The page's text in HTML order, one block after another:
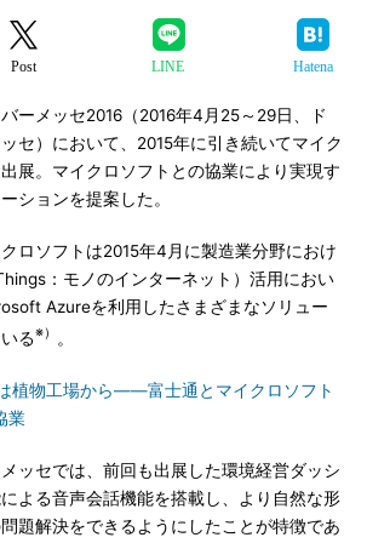
Post LINE Hatena
ーメッセ2016（2016年4月25～29日、ド
セ）において、2015年に引き続いてマイク
展。マイクロソフトとの協業により実現す
ションを提案した。
ロソフトは2015年4月に製造業分野におけ
：モノのインターネット）活用におい
Azureを利用したさまざまなソリュー
る※） 。
植物工場から――富士通とマイクロソフト
業
ッセでは、前回も出展した環境経営ダッシ
よる音声会話機能を搭載し、より自然な形
題解決をできるようにしたことが特徴であ